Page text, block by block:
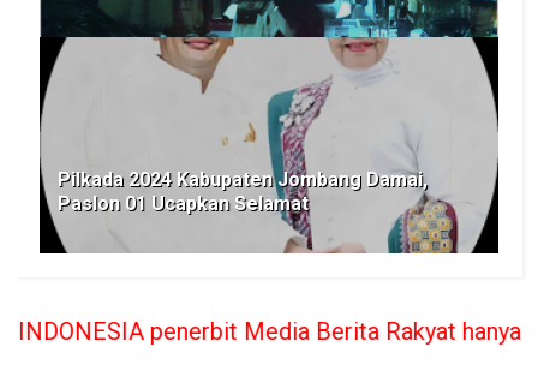
Pilkada 2024 Kabupaten Jombang Damai,
Paslon 01 Ucapkan Selamat
Media Berita Rakyat hanya memberikan